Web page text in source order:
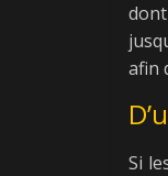
afin
Si